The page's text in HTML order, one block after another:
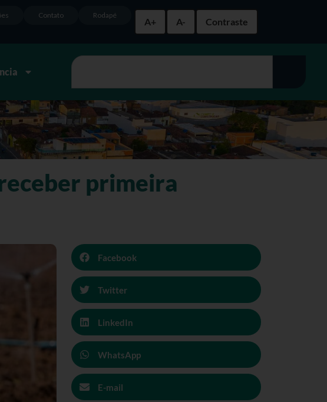
A+
A- Contraste
Rodapé
Contato
primeira
Facebook
Twitter
LinkedIn
WhatsApp
E-mail